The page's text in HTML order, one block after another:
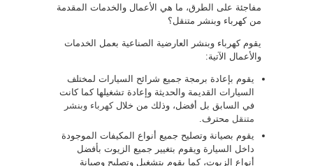
مفاجئة على الطرق، ما هي الأعمال والخدمات المقدمة
من كهرباء وبنشر متنقل؟
يقوم كهرباء وبنشر العارضية الصناعية بعمل الخدمات
والأعمال الآتية:
يقوم بإعادة برمجة جميع شرائح السيارات لمختلف
السيارات القديمة والحديثة وإعادة تشغيلها كما كانت
في السابق بل أفضل، وذلك من خلالكهرباء وبنشر
متنقل محترف.
يقوم بصيانة وتصليح جميع أنواع المكيفات الموجودة
داخل السيارة ويقوم بتغيير جميع الزيوت بأفضل
أنواع الزيوت، كما يقوم بتشغيل وتصليح وصيانة